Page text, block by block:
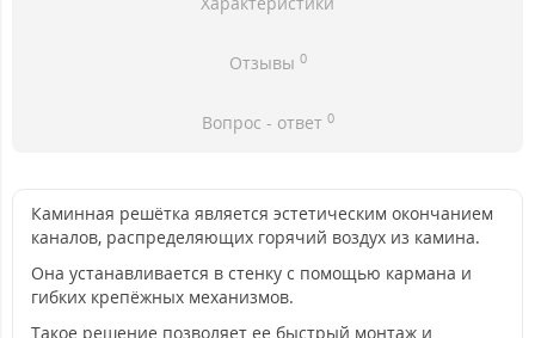
Отзывы 0
Вопрос - ответ 0
Каминная решётка является эстетическим окончанием
каналов, распределяющих горячий воздух из камина.
Она устанавливается в стенку с помощью кармана и
гибких крепёжных механизмов.
Такое решение позволяет ее быстрый монтаж и